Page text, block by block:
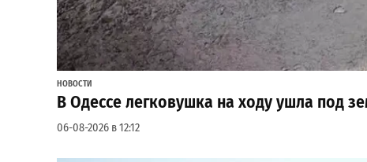
НОВОСТИ
В Одессе легковушка на ходу ушла под
06-08-2026 в 12:12